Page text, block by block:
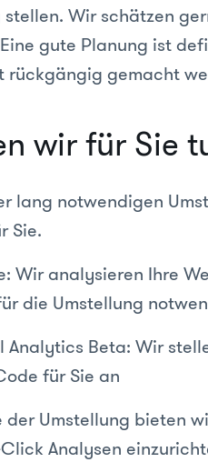
Wir schätzen
gute Planung ist
rückgängig gemacht
wir für Sie
lang notwendigen
Sie.
Wir analysieren Ihre
die Umstellung
Analytics Beta: Wir
für Sie an
der Umstellung bieten
Analysen